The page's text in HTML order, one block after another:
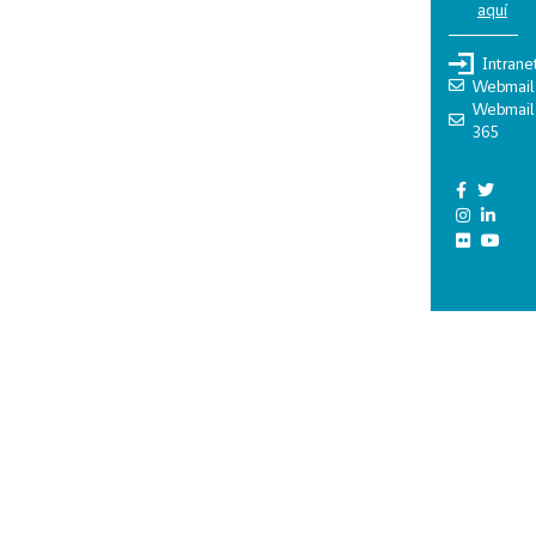
aquí
Webmail
Webmail
365